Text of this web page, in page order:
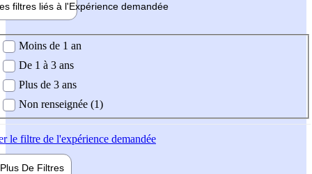
filtres liés à l'Expérience demandée
demandée
Moins de 1 an
De 1 à 3 ans
Plus de 3 ans
Non renseignée (1)
le filtre de l'expérience demandée
Plus De Filtres